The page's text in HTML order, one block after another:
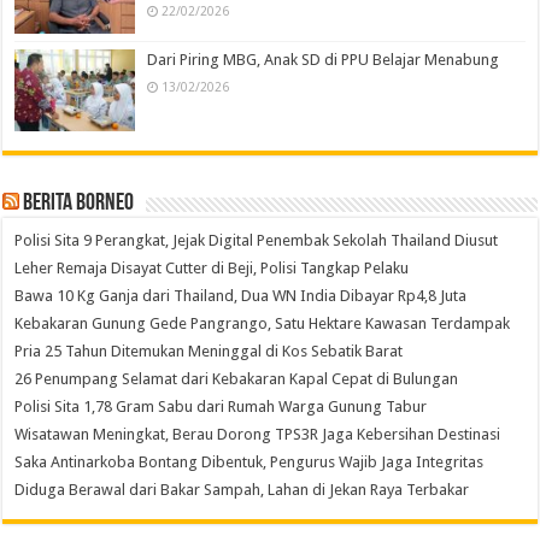
22/02/2026
Dari Piring MBG, Anak SD di PPU Belajar Menabung
13/02/2026
Berita Borneo
Polisi Sita 9 Perangkat, Jejak Digital Penembak Sekolah Thailand Diusut
Leher Remaja Disayat Cutter di Beji, Polisi Tangkap Pelaku
Bawa 10 Kg Ganja dari Thailand, Dua WN India Dibayar Rp4,8 Juta
Kebakaran Gunung Gede Pangrango, Satu Hektare Kawasan Terdampak
Pria 25 Tahun Ditemukan Meninggal di Kos Sebatik Barat
26 Penumpang Selamat dari Kebakaran Kapal Cepat di Bulungan
Polisi Sita 1,78 Gram Sabu dari Rumah Warga Gunung Tabur
Wisatawan Meningkat, Berau Dorong TPS3R Jaga Kebersihan Destinasi
Saka Antinarkoba Bontang Dibentuk, Pengurus Wajib Jaga Integritas
Diduga Berawal dari Bakar Sampah, Lahan di Jekan Raya Terbakar